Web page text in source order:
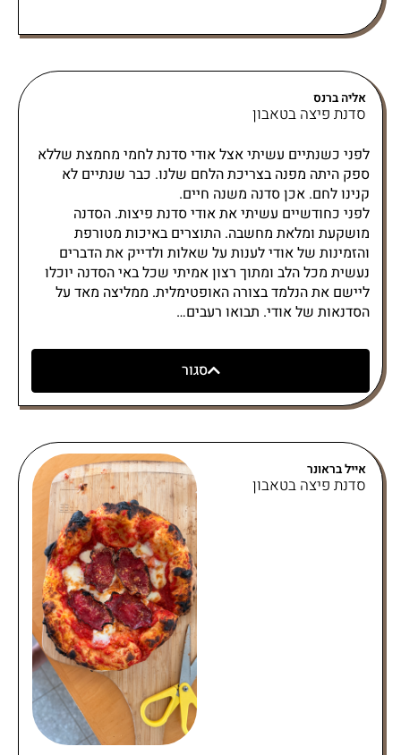
אליה ברנס
סדנת פיצה בטאבון
לפני כשנתיים עשיתי אצל אודי סדנת לחמי מחמצת שללא
ספק היתה מפנה בצריכת הלחם שלנו. כבר שנתיים לא
קנינו לחם. אכן סדנה משנה חיים.
לפני כחודשיים עשיתי את אודי סדנת פיצות. הסדנה
מושקעת ומלאת מחשבה. התוצרים באיכות מטורפת
והזמינות של אודי לענות על שאלות ולדייק את הדברים
נעשית מכל הלב ומתוך רצון אמיתי שכל באי הסדנה יוכלו
ליישם את הנלמד בצורה האופטימלית. ממליצה מאד על
הסדנאות של אודי. תבואו רעבים…
סגור
אייל בראונר
סדנת פיצה בטאבון